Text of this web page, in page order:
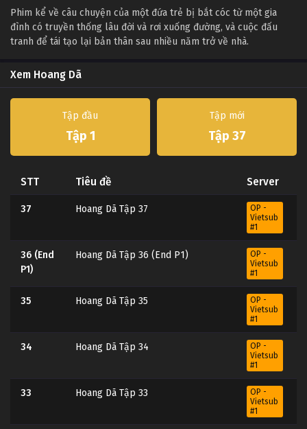
Phim kể về câu chuyện của một đứa trẻ bị bắt cóc từ một gia
đình có truyền thống lâu đời và rơi xuống đường, và cuộc đấu
tranh để tái tạo lại bản thân sau nhiều năm trở về nhà.
Xem Hoang Dã
Tập đầu
Tập 1
Tập mới
Tập 37
STT Tiêu đề Server
37 Hoang Dã Tập 37
OP -
Vietsub
#1
36 (End
P1)
Hoang Dã Tập 36 (End P1)
OP -
Vietsub
#1
35 Hoang Dã Tập 35
OP -
Vietsub
#1
34 Hoang Dã Tập 34
OP -
Vietsub
#1
33 Hoang Dã Tập 33
OP -
Vietsub
#1